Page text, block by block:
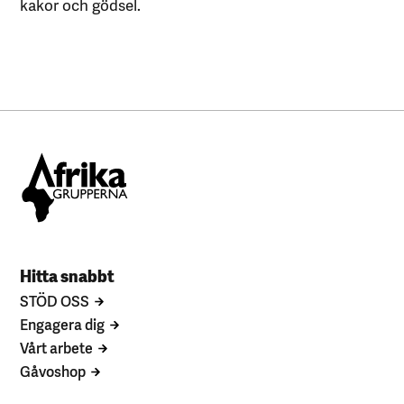
Hitta snabbt
STÖD OSS
Engagera dig
Vårt arbete
Gåvoshop